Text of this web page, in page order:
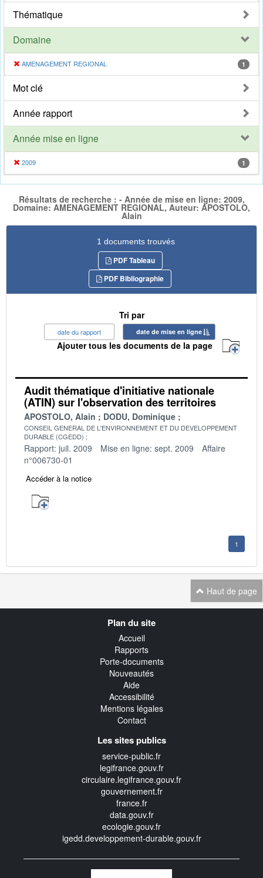
Thématique
Domaine
AMENAGEMENT REGIONAL 1
Mot clé
Année rapport
Année mise en ligne
2009 1
Résultats de recherche : - Année de mise en ligne: 2009,
Domaine: AMENAGEMENT REGIONAL, Auteur: APOSTOLO,
Alain
1 documents trouvés
PDF Tableau
PDF Bibliographie
Tri par
date du rapport date de mise en ligne
Ajouter tous les documents de la page
Audit thématique d'initiative nationale
(ATIN) sur l'observation des territoires
APOSTOLO, Alain DODU, Dominique
CONSEIL GENERAL DE L'ENVIRONNEMENT ET DU DEVELOPPEMENT
DURABLE (CGEDD)
Rapport: juil. 2009 Mise en ligne: sept. 2009
Affaire
n°006730-01
Accéder à la notice
1
Haut de page
Plan du site
Accueil
Rapports
Porte-documents
Nouveautés
Aide
Accessibilité
Mentions légales
Contact
Les sites publics
service-public.fr
legifrance.gouv.fr
circulaire.legifrance.gouv.fr
gouvernement.fr
france.fr
data.gouv.fr
ecologie.gouv.fr
igedd.developpement-durable.gouv.fr